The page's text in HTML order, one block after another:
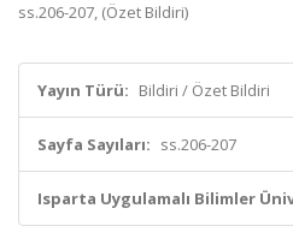
ss.206-207, (Özet Bildiri)
Yayın Türü: Bildiri / Özet Bildiri
Sayfa Sayıları: ss.206-207
Isparta Uygulamalı Bilimler